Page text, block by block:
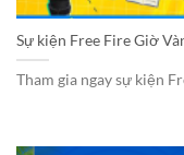
Sự kiện Free Fire Giờ
Tham gia ngay sự kiện